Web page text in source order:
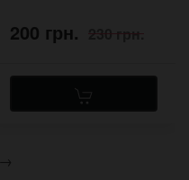
200 грн. 230 грн.
→